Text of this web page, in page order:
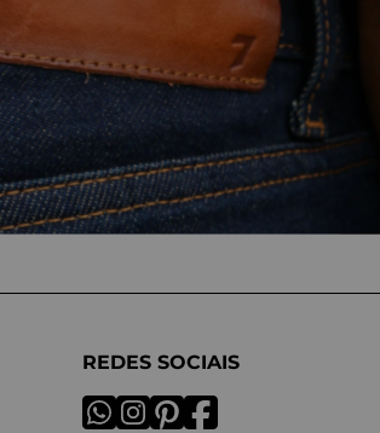
REDES SOCIAIS